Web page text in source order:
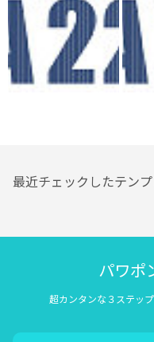
最近チェックしたテン
パワポ
超カンタンな３ステッ